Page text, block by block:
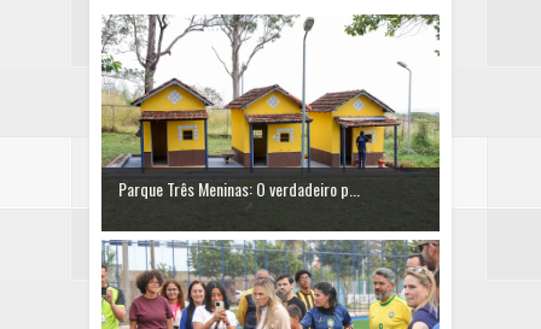
Parque Três Meninas: O verdadeiro p...